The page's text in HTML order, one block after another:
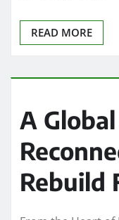
READ MORE
A
Rebuild